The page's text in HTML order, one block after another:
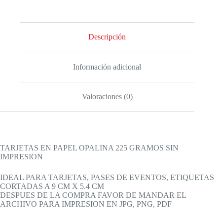
Descripción
Información adicional
Valoraciones (0)
TARJETAS EN PAPEL OPALINA 225 GRAMOS SIN
IMPRESION
IDEAL PARA TARJETAS, PASES DE EVENTOS, ETIQUETAS
CORTADAS A 9 CM X 5.4 CM
DESPUES DE LA COMPRA FAVOR DE MANDAR EL
ARCHIVO PARA IMPRESION EN JPG, PNG, PDF